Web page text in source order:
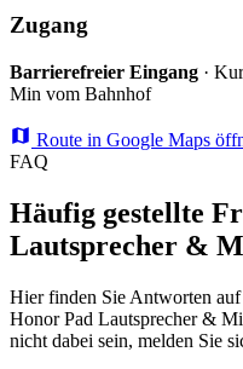
Zugang
Barrierefreier Eingang ·
Min vom Bahnhof
Route in Google Maps
FAQ
Häufig gestellte
Lautsprecher &
Hier finden Sie Antworten
Honor Pad Lautsprecher &
nicht dabei sein, melden Sie